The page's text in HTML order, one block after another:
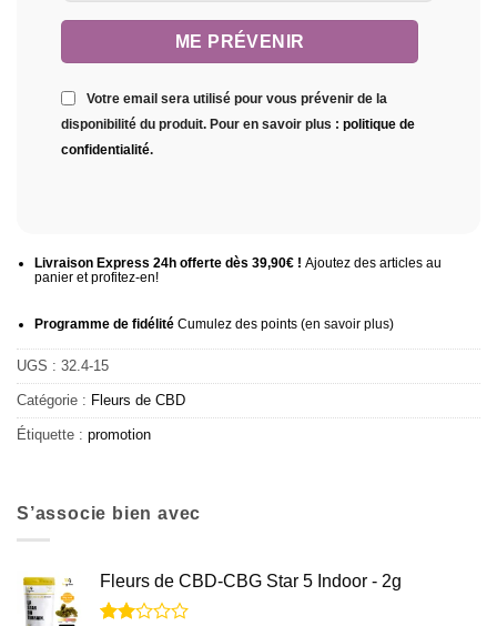
Votre email sera utilisé pour vous prévenir de la
disponibilité du produit. Pour en savoir plus : politique de
confidentialité.
Livraison Express 24h offerte dès 39,90€ ! Ajoutez des articles au
panier et profitez-en!
Programme de fidélitéCumulez des points (en savoir plus)
UGS : 32.4-15
Catégorie : Fleurs de CBD
Étiquette : promotion
S’associe bien avec
Fleurs de CBD-CBG Star 5 Indoor - 2g